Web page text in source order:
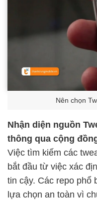
Nên chọn
Nhận diện nguồn
thông qua cộng
Việc tìm kiếm các
bắt đầu từ việc xác
tin cậy. Các repo phổ
lựa chọn an toàn vì